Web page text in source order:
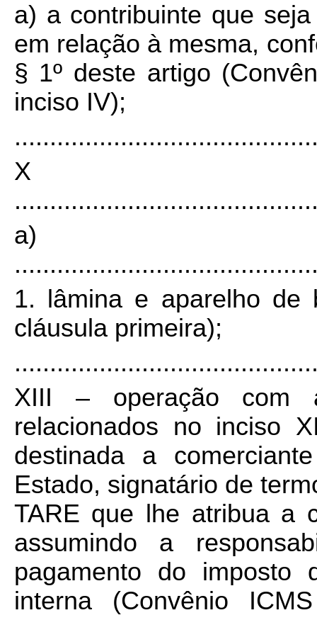
a) a contribuinte que
em relação à mesma,
§ 1º deste artigo
inciso IV);
a)
1. lâmina e aparelho de
cláusula primeira);
XIII – operação com
relacionados no inciso
destinada a
Estado, signatário de
TARE que lhe atribua a
assumindo a
pagamento do imposto
interna (Convênio